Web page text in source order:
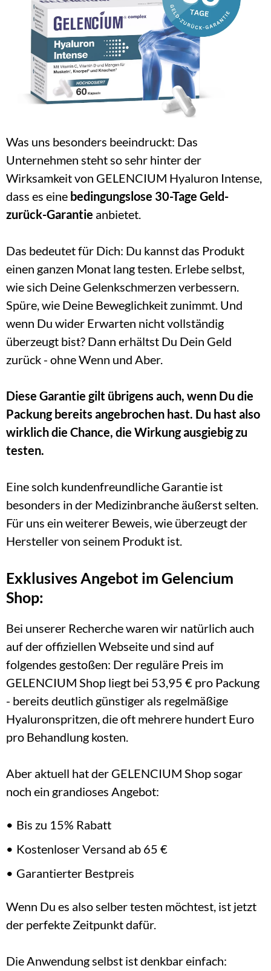
Was uns besonders beeindruckt: Das
Unternehmen steht so sehr hinter der
Wirksamkeit von GELENCIUM Hyaluron Intense,
dass es eine bedingungslose 30-Tage Geld-
zurück-Garantie anbietet.
Das bedeutet für Dich: Du kannst das Produkt
einen ganzen Monat lang testen. Erlebe selbst,
wie sich Deine Gelenkschmerzen verbessern.
Spüre, wie Deine Beweglichkeit zunimmt. Und
wenn Du wider Erwarten nicht vollständig
überzeugt bist? Dann erhältst Du Dein Geld
zurück - ohne Wenn und Aber.
Diese Garantie gilt übrigens auch, wenn Du die
Packung bereits angebrochen hast. Du hast also
wirklich die Chance, die Wirkung ausgiebig zu
testen.
Eine solch kundenfreundliche Garantie ist
besonders in der Medizinbranche äußerst selten.
Für uns ein weiterer Beweis, wie überzeugt der
Hersteller von seinem Produkt ist.
Exklusives Angebot im Gelencium
Shop:
Bei unserer Recherche waren wir natürlich auch
auf der offiziellen Webseite und sind auf
folgendes gestoßen: Der reguläre Preis im
GELENCIUM Shop liegt bei 53,95 € pro Packung
- bereits deutlich günstiger als regelmäßige
Hyaluronspritzen, die oft mehrere hundert Euro
pro Behandlung kosten.
Aber aktuell hat der GELENCIUM Shop sogar
noch ein grandioses Angebot:
Bis zu 15% Rabatt
Kostenloser Versand ab 65 €
Garantierter Bestpreis
Wenn Du es also selber testen möchtest, ist jetzt
der perfekte Zeitpunkt dafür.
Die Anwendung selbst ist denkbar einfach: